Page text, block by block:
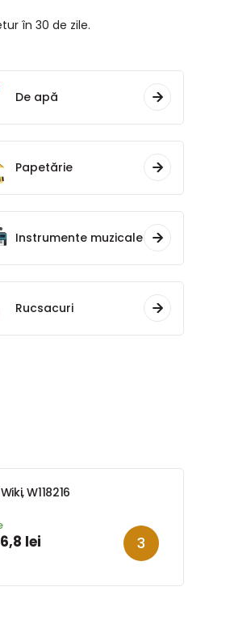
în 30 de zile.
De apă
Papetărie
Instrumente muzicale
Rucsacuri
W118216
lei